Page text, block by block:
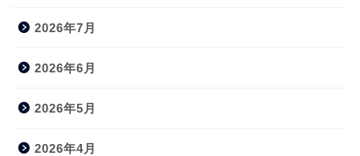
2026年7月
2026年6月
2026年5月
2026年4月